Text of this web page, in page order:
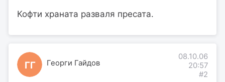
Кофти храната разваля пресата.
ГГ Георги Гайдов
08.10.06
20:57
#2